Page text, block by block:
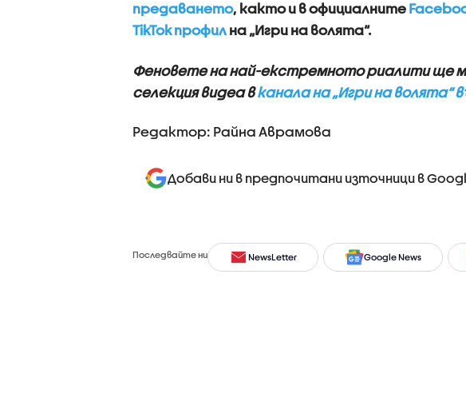
предаването, както и в официалните
TikTok профилна „Игри на волята“.
Феновете на най-екстремното риалити ще
селекция видеа вканала на „Игри на волята“
Редактор: Райна Аврамова
Добави ни в предпочитани източници в
Последвайте ни NewsLetter Google News